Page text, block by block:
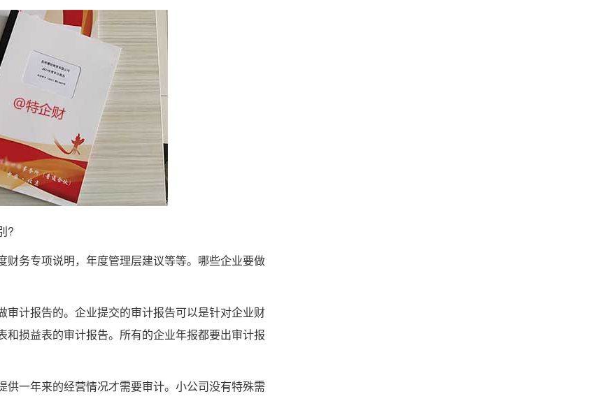
?
务专项说明，年度管理层建议等等。哪些企业要做
计报告的。企业提交的审计报告可以是针对企业财
损益表的审计报告。所有的企业年报都要出审计报
一年来的经营情况才需要审计。小公司没有特殊需